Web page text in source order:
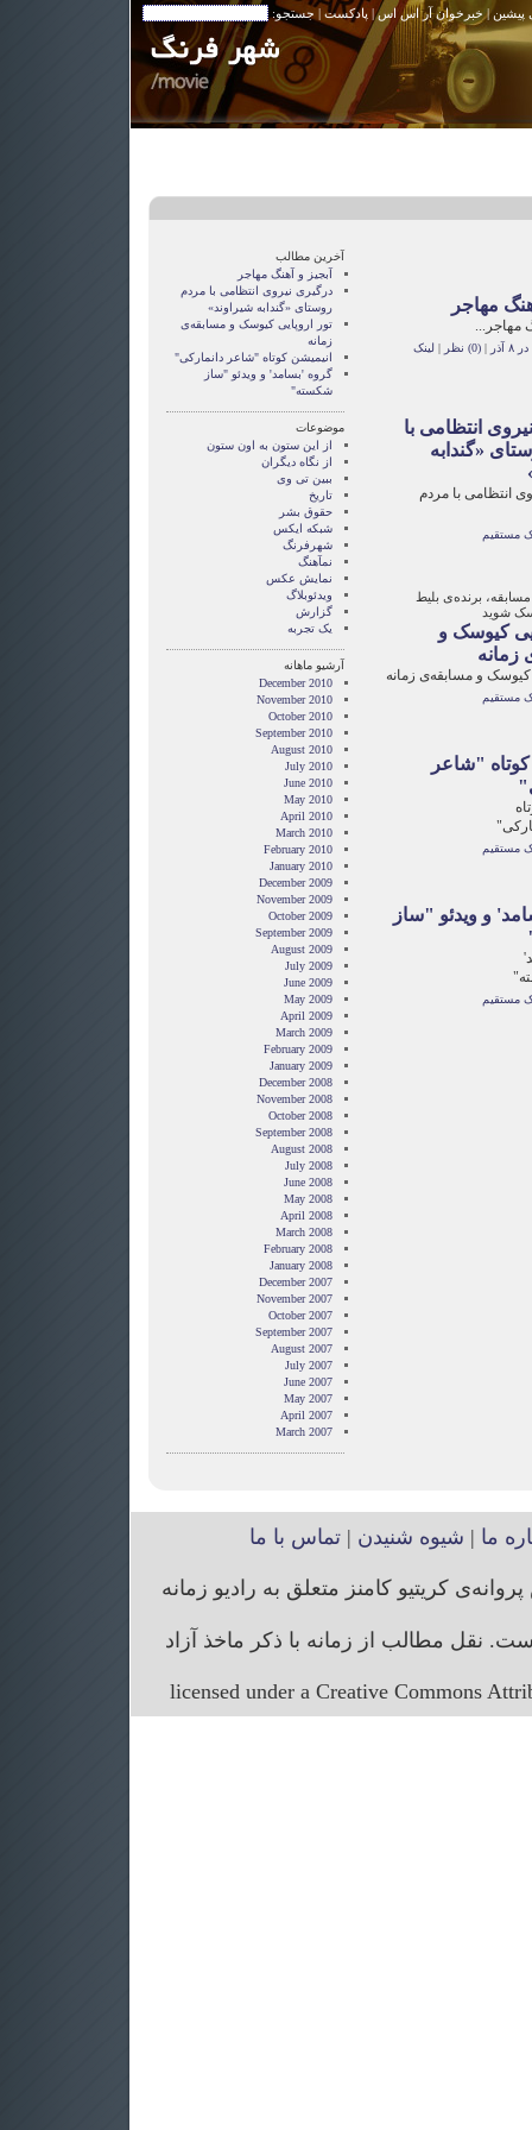
پیشین|خبرخوان آر اس اس|پادکست | جستجو:
مهاجر
مهاجر...
آذر |(0) نظر | لینک
انتظامی با
«گندابه
انتظامی با مردم
مستقیم
برنده‌ی بلیط
شوید
کیوسک و
زمانه
کیوسک و مسابقه‌ی زمانه
مستقیم
"شاعر
مستقیم
و ویدئو "ساز
مستقیم
آخرین مطالب
آبجیز و آهنگ مهاجر
درگيری نيروی انتظامی با مردم
روستای «گندابه شيراوند»
تور اروپایی کیوسک و مسابقه‌ی
زمانه
انیمیشن کوتاه "شاعر دانمارکی"
گروه 'بسامد' و ویدئو "ساز
شکسته"
موضوعات
از این ستون به اون ستون
از نگاه دیگران
ببین تی وی
تاریخ
حقوق بشر
شبکه ایکس
شهرفرنگ
نمآهنگ
نمایش عکس
ویدئوبلاگ
گزارش
یک تجربه
آرشیو ماهانه
December 2010
November 2010
October 2010
September 2010
August 2010
July 2010
June 2010
May 2010
April 2010
March 2010
February 2010
January 2010
December 2009
November 2009
October 2009
September 2009
August 2009
July 2009
June 2009
May 2009
April 2009
March 2009
February 2009
January 2009
December 2008
November 2008
October 2008
September 2008
August 2008
July 2008
June 2008
May 2008
April 2008
March 2008
February 2008
January 2008
December 2007
November 2007
October 2007
September 2007
August 2007
July 2007
June 2007
May 2007
April 2007
March 2007
ما | شیوه شنیدن |تماس با ما
کریتیو کامنز متعلق به رادیو زمانه
نقل مطالب از زمانه با ذکر ماخذ آزاد
licensed under a Creative Commons